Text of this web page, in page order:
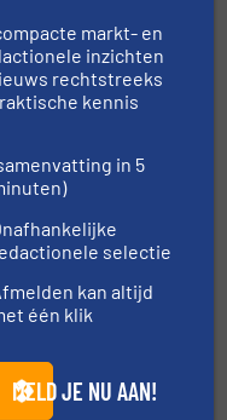
een breed scala
diverse
markt- en
inzichten
rechtstreeks
kennis
in 5
selectie
kan altijd
één klik
MELD JE NU AAN!